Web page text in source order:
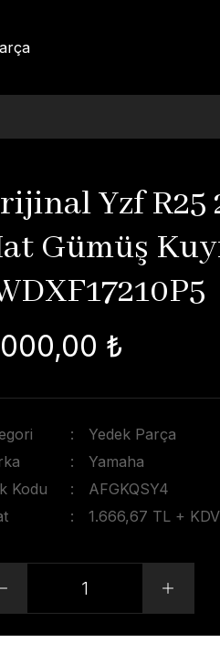
Yzf R25
Gümüş
₺
Yedek Parça
Yamaha
Kodu
AFGKQSY4
1.666,67 TL + KDV